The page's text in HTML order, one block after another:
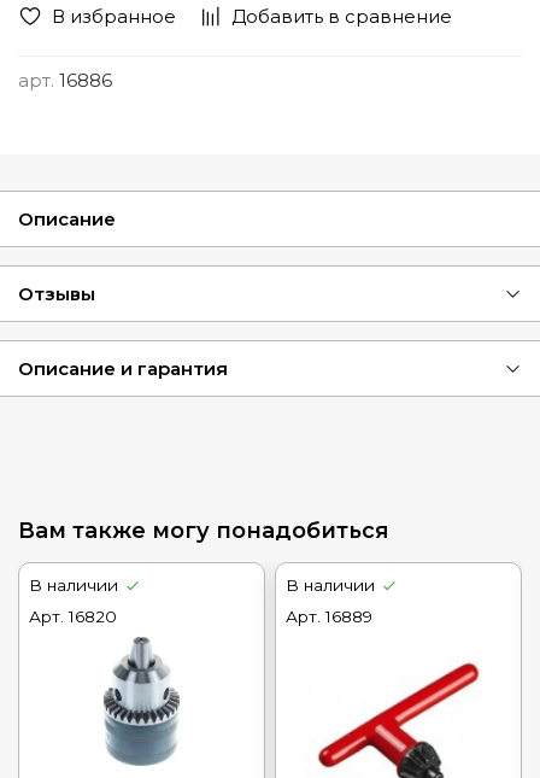
В избранное Добавить в сравнение
арт. 16886
Описание
Отзывы
Описание и гарантия
Вам также могу понадобиться
В наличии
Арт.16820
В наличии
Арт.16889